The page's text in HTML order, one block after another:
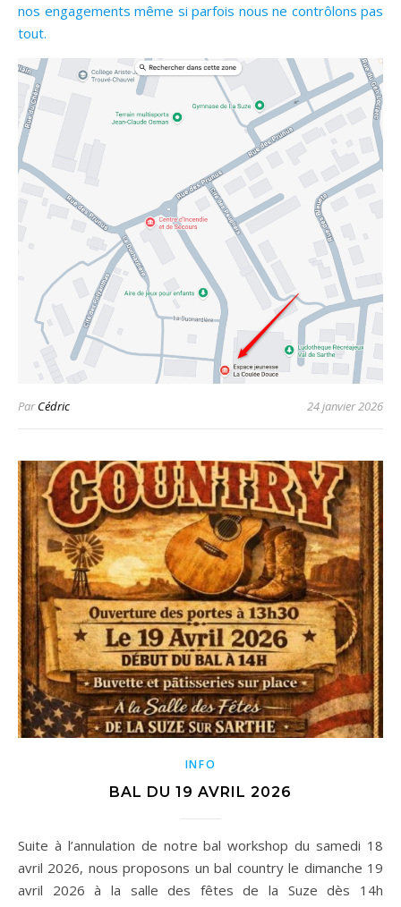
nos engagements même si parfois nous ne contrôlons pas
tout.
ParCédric 24 janvier 2026
INFO
BAL DU 19 AVRIL 2026
Suite à l’annulation de notre bal workshop du samedi 18
avril 2026, nous proposons un bal country le dimanche 19
avril 2026 à la salle des fêtes de la Suze dès 14h